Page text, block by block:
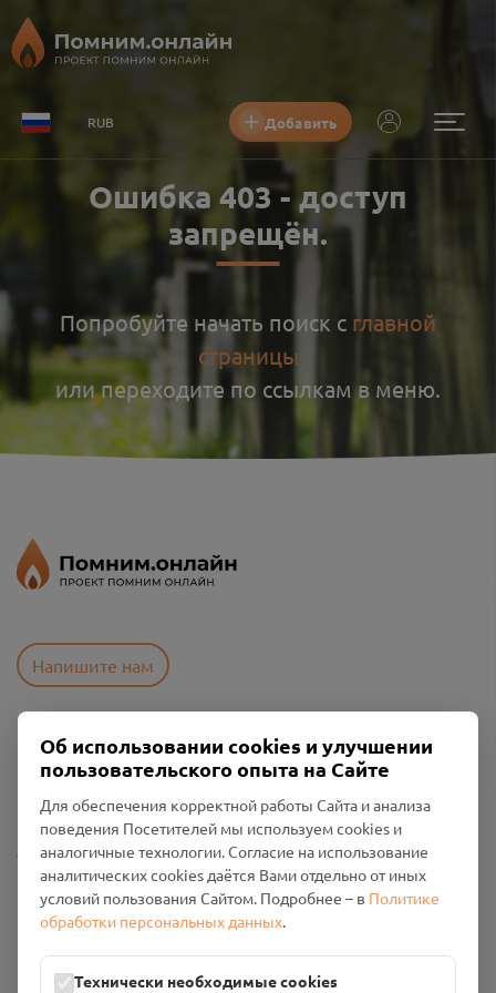
RUB Добавить
Ошибка 403- доступ
запрещён.
Попробуйте начать поиск с главной
страницы
или переходите по ссылкам в меню.
Напишите нам
Пользовательское соглашение
Политика конфиденциальности
Промо-материалы
Настройки cookies
Общество с ограниченной ответственностью «Смоленский
Проект Помним»
Юридический адрес: 216790, Смоленская область, р-н
Об использовании cookies и улучшении
пользовательского опыта на Сайте
Для обеспечения корректной работы Сайта и анализа
поведения Посетителей мы используем cookies и
аналогичные технологии. Согласие на использование
аналитических cookies даётся Вами отдельно от иных
условий пользования Сайтом. Подробнее – в Политике
обработки персональных данных.
Технически необходимые cookies